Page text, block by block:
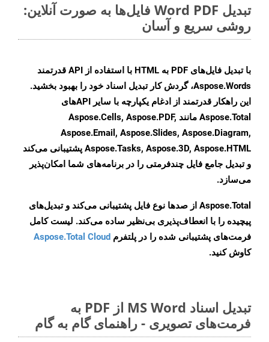
تبدیل Word PDF فایل‌ها به صورت آنلاین:
روشی سریع و آسان
با تبدیل فایل‌های PDF به HTML با استفاده از API قدرتمند
Aspose.Words، گردش کار تبدیل اسناد خود را بهبود بخشید.
این راهکار قدرتمند از ادغام یکپارچه با سایر APIهای
Aspose.Total مانند Aspose.Cells, Aspose.PDF,
Aspose.Email, Aspose.Slides, Aspose.Diagram,
Aspose.Tasks, Aspose.3D, Aspose.HTML پشتیبانی می‌کند
و تبدیل جامع فایل چندفرمتی را در برنامه‌های شما امکان‌پذیر
می‌سازد.
Aspose.Total از صدها نوع فایل پشتیبانی می‌کند و تبدیل‌های
پیچیده را با انعطاف‌پذیری بی‌نظیر ساده می‌کند. لیست کامل
فرمت‌های پشتیبانی شده را در پلتفرم Aspose.Total Cloud
کاوش کنید.
تبدیل اسناد MS Word از PDF به
فرمت‌های تصویری - راهنمای گام به گام